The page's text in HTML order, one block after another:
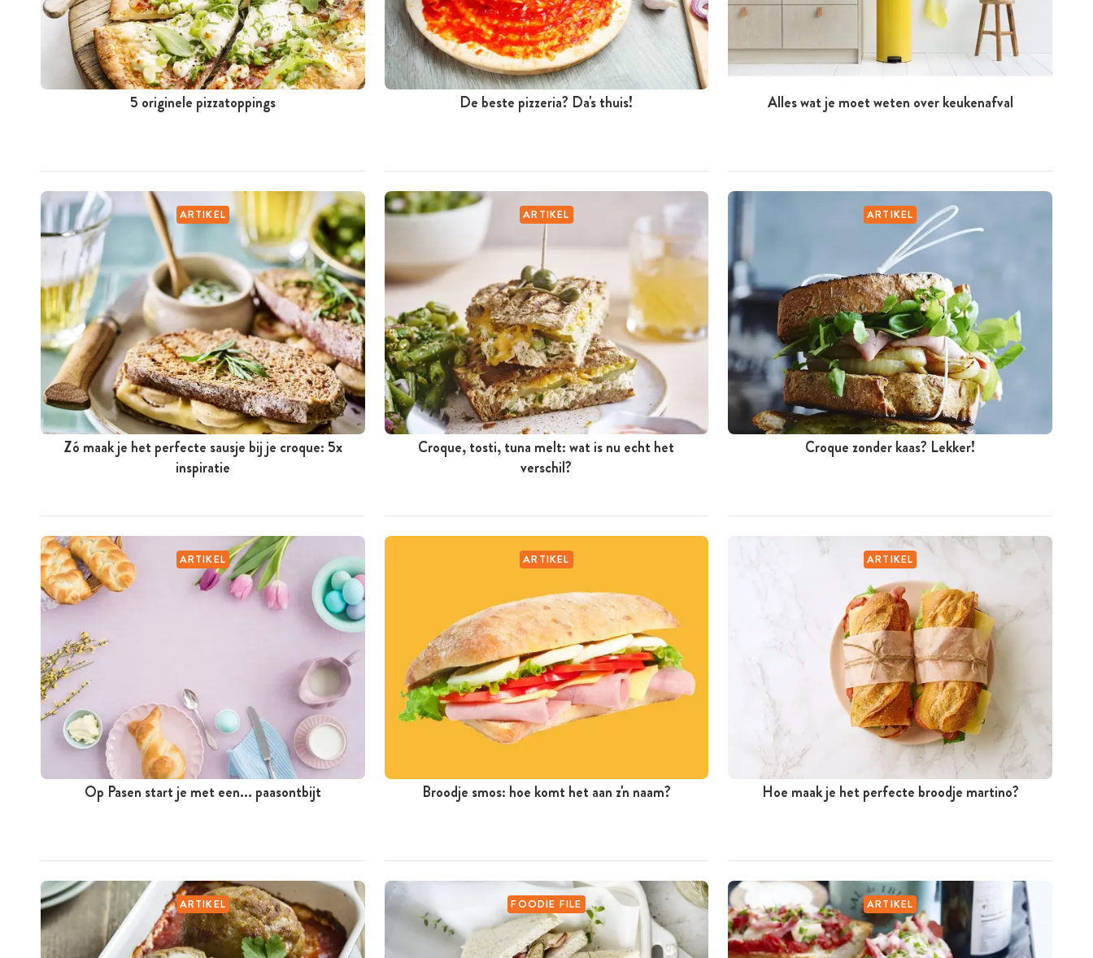
5 originele pizzatoppings De beste pizzeria? Da's thuis! Alles wat je moet weten over keukenafval
ARTIKEL
Zó maak je het perfecte sausje bij je croque: 5x
inspiratie
ARTIKEL
Croque, tosti, tuna melt: wat is nu echt het
verschil?
ARTIKEL
Croque zonder kaas? Lekker!
ARTIKEL
Op Pasen start je met een... paasontbijt
ARTIKEL
Broodje smos: hoe komt het aan z'n naam?
ARTIKEL
Hoe maak je het perfecte broodje martino?
ARTIKEL FOODIE FILE ARTIKEL